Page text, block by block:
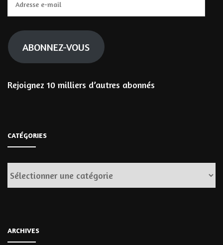
e-
mail
ABONNEZ-VOUS
Rejoignez 10 milliers d’autres abonnés
CATÉGORIES
Catégories
ARCHIVES